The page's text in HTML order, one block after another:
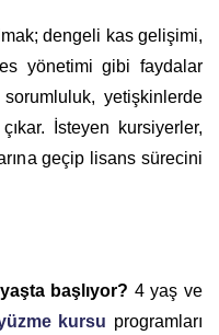
dengeli kas gelişimi,
yönetimi gibi faydalar
yetişkinlerde
İsteyen kursiyerler,
geçip lisans sürecini
başlıyor? 4 yaş ve
kursu programları